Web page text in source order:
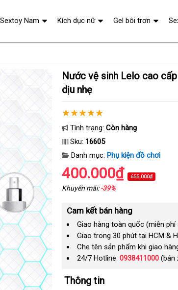
Nước vệ sinh Lelo cao cấp Giữ sạch an toàn Tinh dầu
dịu nhẹ
Tình trạng: Còn hàng
Sku: 16605
Danh mục: Phụ kiện đồ chơi
400.000₫ 655.000₫
Khuyến mãi:-39%
Cam kết bán hàng
Giao hàng toàn quốc (miễn phí
Giao trong 30 phút tại HCM &
Che tên sản phẩm khi giao
24/7 Hotline: 0938411000(bán
Thông tin
Sextoy Nam Kích dục nữ Gel bôi trơn